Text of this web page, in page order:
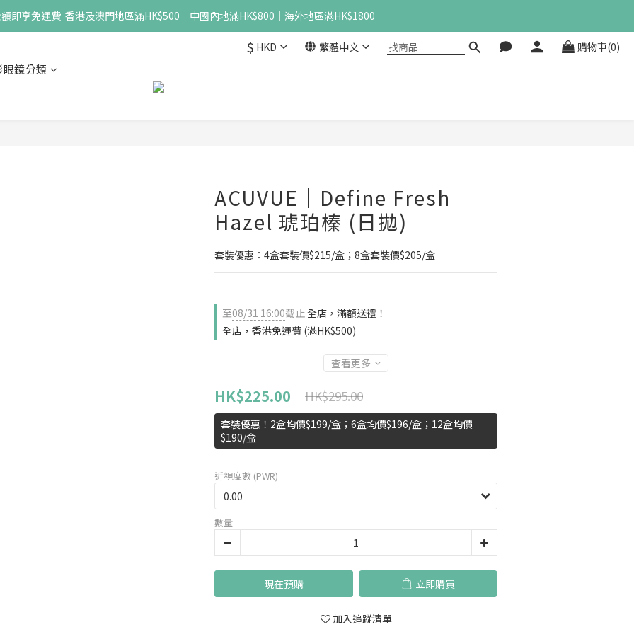
即享免運費  香港及澳門地區滿HK$500｜中國內地滿HK$800｜海外地區滿HK$1800
$ HKD 繁體中文 購物車(0)
眼鏡分類
ACUVUE｜Define Fresh
Hazel 琥珀榛 (日拋)
套裝優惠：4盒套裝價$215/盒；8盒套裝價$205/盒
至08/31 16:00截止全店，滿額送禮！
全店，香港免運費 (滿HK$500)
查看更多
HK$225.00 HK$295.00
套裝優惠！2盒均價$199/盒；6盒均價$196/盒；12盒均價
$190/盒
近視度數 (PWR)
數量
現在預購 立即購買
加入追蹤清單